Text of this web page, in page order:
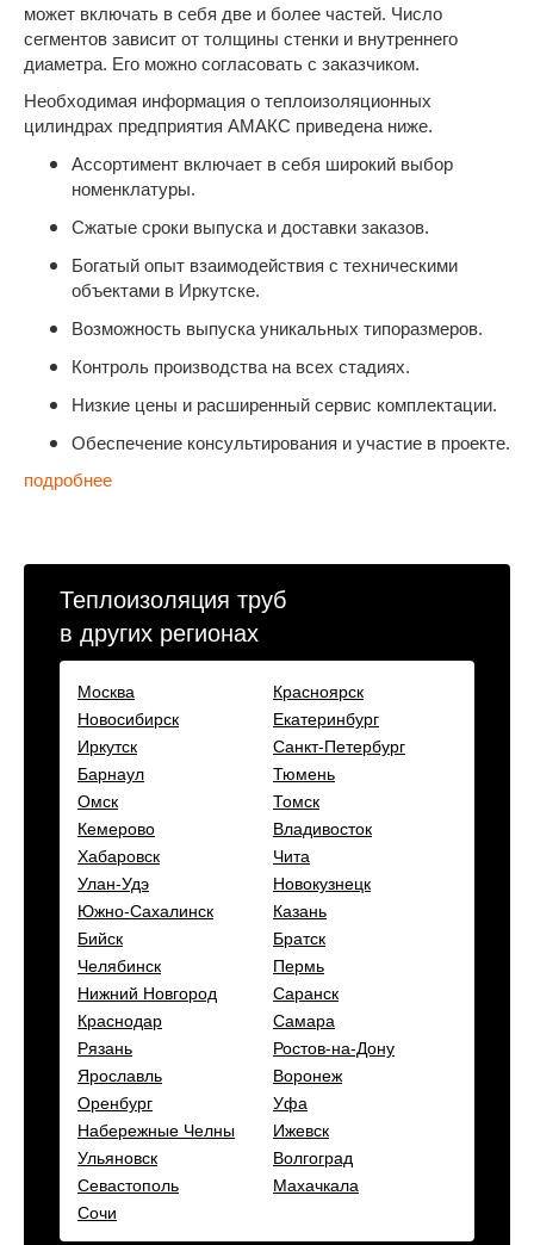
может включать в себя две и более частей. Число
сегментов зависит от толщины стенки и внутреннего
диаметра. Его можно согласовать с заказчиком.
Необходимая информация о теплоизоляционных
цилиндрах предприятия АМАКС приведена ниже.
Ассортимент включает в себя широкий выбор
номенклатуры.
Сжатые сроки выпуска и доставки заказов.
Богатый опыт взаимодействия с техническими
объектами в Иркутске.
Возможность выпуска уникальных типоразмеров.
Контроль производства на всех стадиях.
Низкие цены и расширенный сервис комплектации.
Обеспечение консультирования и участие в проекте.
подробнее
Теплоизоляция труб
в других регионах
Москва
Красноярск
Новосибирск
Екатеринбург
Иркутск
Санкт-Петербург
Барнаул
Тюмень
Омск
Томск
Кемерово
Владивосток
Хабаровск
Чита
Улан-Удэ
Новокузнецк
Южно-Сахалинск
Казань
Бийск
Братск
Челябинск
Пермь
Нижний Новгород
Саранск
Краснодар
Самара
Рязань
Ростов-на-Дону
Ярославль
Воронеж
Оренбург
Уфа
Набережные Челны
Ижевск
Ульяновск
Волгоград
Севастополь
Махачкала
Сочи